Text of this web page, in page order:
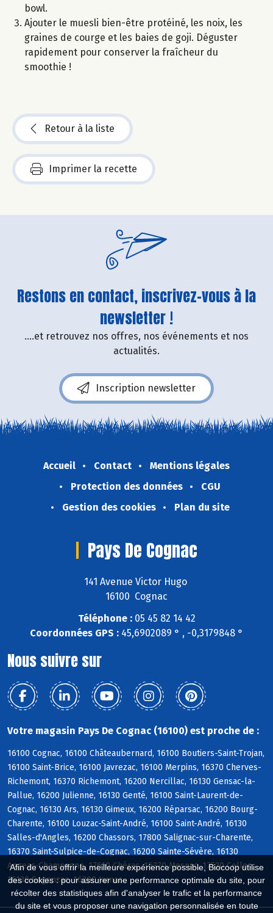
Afin de vous offrir la meilleure expérience possible, Biocoop utilise
des cookies : pour assurer une performance optimale du site, pour
récolter des statistiques afin d'analyser le trafic et la performance
du site et vous proposer une navigation personnalisée en toute
bowl.
Ajouter le muesli bien-être protéiné, les noix, les
graines de courge et les baies de goji. Déguster
rapidement pour conserver la fraîcheur du
smoothie !
Retour à la liste
Imprimer la recette
Restons en contact, inscrivez-vous à la
newsletter !
....et retrouvez nos offres, nos événements et nos
actualités.
Inscription newsletter
Accueil Contact
Mentions légales
Protection des données
CGU
Gestion des cookies
Plan du site
Pays De Cognac
141 Avenue Victor Hugo
16100 Cognac
Téléphone :05 45 82 14 42
Coordonnées GPS : 45,6902089 ° , -0,3179848 °
Nous suivre sur
Votre magasin Pays De Cognac (16100) est proche de :
16100 Cognac, 16100 Châteaubernard, 16100 Boutiers-Saint-Trojan,
16100 Saint-Brice, 16100 Javrezac, 16100 Merpins, 16370 Cherves-
Richemont, 16370 Richemont, 16200 Nercillac, 16130 Gensac-la-
Pallue, 16200 Julienne, 16130 Genté, 16100 Saint-Laurent-de-
Cognac, 16130 Ars, 16130 Gimeux, 16200 Réparsac, 16200 Bourg-
Charente, 16100 Louzac-Saint-André, 16100 Saint-André, 16130
Salles-d'Angles, 16200 Chassors, 17800 Salignac-sur-Charente,
16370 Saint-Sulpice-de-Cognac, 16200 Sainte-Sévère, 16130
Angeac-Champagne, 17610 Chérac, 16370 Mesnac, 17520 Celles,
16130 Segonzac, 16200 Jarnac